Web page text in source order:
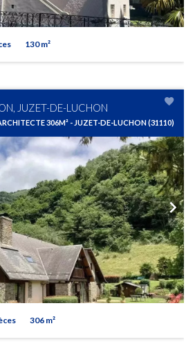
130 m²
JUZET-DE-LUCHON
306M² - JUZET-DE-LUCHON (31110)
306 m²